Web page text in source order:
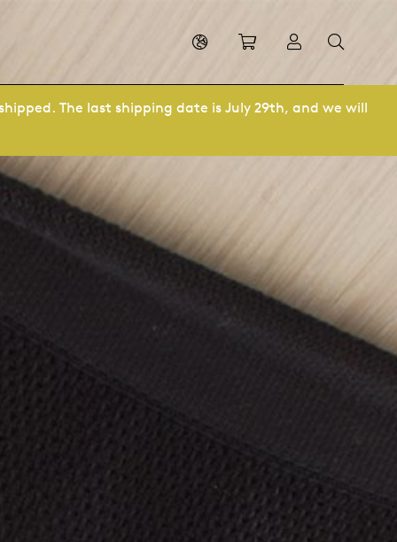
Shopping cart
Log in
The last shipping date is July 29th, and we will